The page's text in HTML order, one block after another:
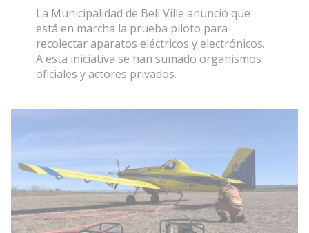
La Municipalidad de Bell Ville anunció que
está en marcha la prueba piloto para
recolectar aparatos eléctricos y electrónicos.
A esta iniciativa se han sumado organismos
oficiales y actores privados.